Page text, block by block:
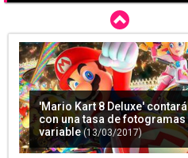
'Mario Kart 8 Deluxe' contará
con una tasa de fotogramas
variable (13/03/2017)